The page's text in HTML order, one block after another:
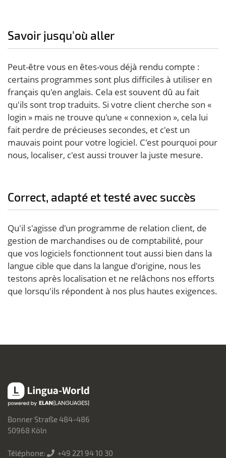
Savoir jusqu'où aller
Peut-être vous en êtes-vous déjà rendu compte :
certains programmes sont plus difficiles à utiliser en
français qu'en anglais. Cela est souvent dû au fait
qu'ils sont trop traduits. Si votre client cherche son «
login » mais ne trouve qu'une « connexion », cela lui
fait perdre de précieuses secondes, et c'est un
mauvais point pour votre logiciel. C'est pourquoi pour
nous, localiser, c'est aussi trouver la juste mesure.
Correct, adapté et testé avec succès
Qu'il s'agisse d'un programme de relation client, de
gestion de marchandises ou de comptabilité, pour
que vos logiciels fonctionnent tout aussi bien dans la
langue cible que dans la langue d'origine, nous les
testons après localisation et ne relâchons nos efforts
que lorsqu'ils répondent à nos plus hautes exigences.
Lingua-World
Bonner Straße 484-486
50968 Köln
Téléphone:
+49 221 94 10 30